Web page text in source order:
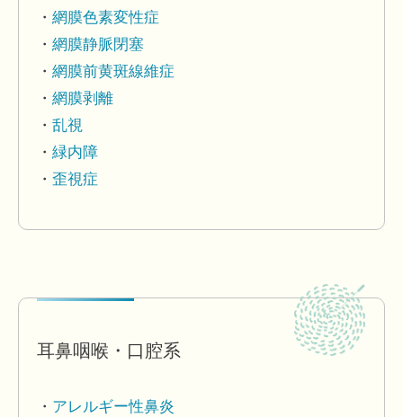
網膜色素変性症
網膜静脈閉塞
網膜前黄斑線維症
網膜剥離
乱視
緑内障
歪視症
耳鼻咽喉・口腔系
アレルギー性鼻炎